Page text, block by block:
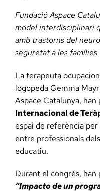
Fundació Aspace
model interdisciplinari
amb trastorns del
seguretat a les famílies
La terapeuta
logopeda Gemma
Aspace Catalunya,
Internacional de
espai de referència
entre professionals
educatiu.
Durant el congrés,
“Impacto de un